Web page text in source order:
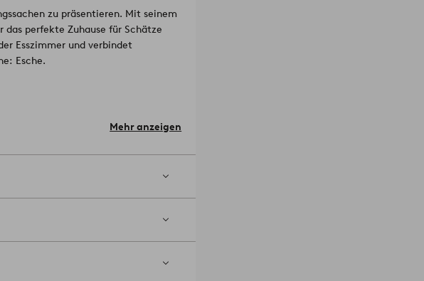
zu präsentieren. Mit seinem
perfekte Zuhause für Schätze
Esszimmer und verbindet
Esche.
cm.
zum Boden mit Möbelfüßen
Mehr anzeigen